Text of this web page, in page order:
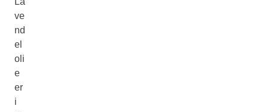
ve
nd
el
oli
e
er
i